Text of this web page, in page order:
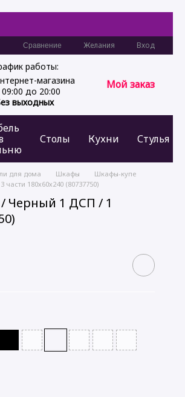
Сравнение Желания Вход
работы:
магазина
09:00 до 20:00
выходных
Мой заказ
Столы Кухни Стулья
для дома Шкафы
Шкафы-купе
180х60х240 (80737750)
Черный 1 ДСП / 1